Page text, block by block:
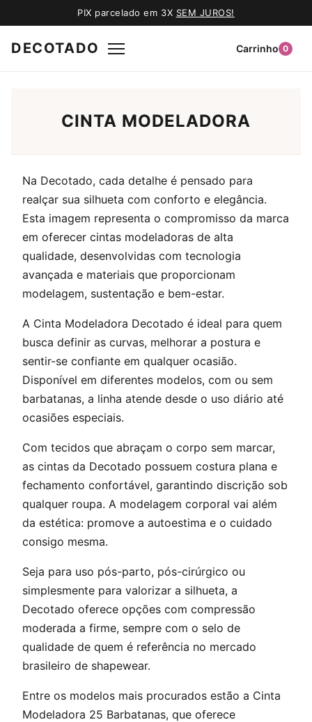
PIX parcelado em 3X SEM JUROS!
DECOTADO Carrinho 0
CINTA MODELADORA
Na Decotado, cada detalhe é pensado para
realçar sua silhueta com conforto e elegância.
Esta imagem representa o compromisso da marca
em oferecer cintas modeladoras de alta
qualidade, desenvolvidas com tecnologia
avançada e materiais que proporcionam
modelagem, sustentação e bem-estar.
A Cinta Modeladora Decotado é ideal para quem
busca definir as curvas, melhorar a postura e
sentir-se confiante em qualquer ocasião.
Disponível em diferentes modelos, com ou sem
barbatanas, a linha atende desde o uso diário até
ocasiões especiais.
Com tecidos que abraçam o corpo sem marcar,
as cintas da Decotado possuem costura plana e
fechamento confortável, garantindo discrição sob
qualquer roupa. A modelagem corporal vai além
da estética: promove a autoestima e o cuidado
consigo mesma.
Seja para uso pós-parto, pós-cirúrgico ou
simplesmente para valorizar a silhueta, a
Decotado oferece opções com compressão
moderada a firme, sempre com o selo de
qualidade de quem é referência no mercado
brasileiro de shapewear.
Entre os modelos mais procurados estão a Cinta
Modeladora 25 Barbatanas, que oferece